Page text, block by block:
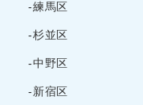
2024年3月
2024年2月
2024年1月
-練馬区
-杉並区
-中野区
-新宿区